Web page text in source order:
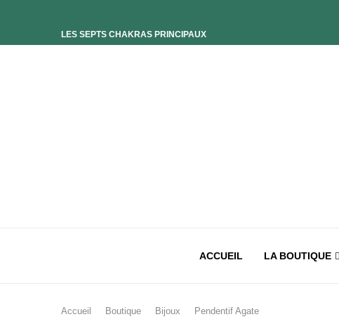
LES SEPTS CHAKRAS PRINCIPAUX
ACCUEIL LA BOUTIQUE
Accueil Boutique Bijoux Pendentif Agate